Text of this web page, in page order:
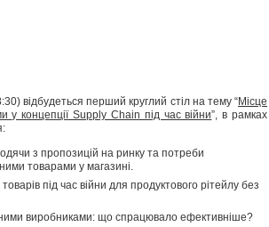
відбудеться перший круглий стіл на тему “Місце
у концепції Supply Chain під час війни”, в рамках
з пропозицій на ринку та потреби
товарами у магазині.
під час війни для продуктового рітейлу без
виробниками: що спрацювало ефективніше?